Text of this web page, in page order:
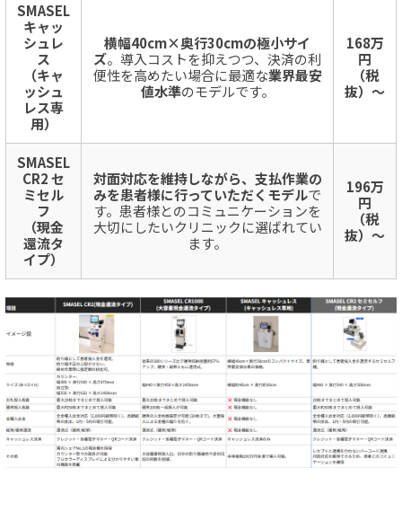
SMASEL
キャッ
シュレ
ス
（キャ
ッシュ
レス専
用）
横幅40cm×奥行30cmの極小サイ
ズ。導入コストを抑えつつ、決済の利
便性を高めたい場合に最適な業界最安
値水準のモデルです。
168万
円
（税
抜）〜
SMASEL
CR2 セ
ミセル
フ
（現金
還流タ
イプ）
対面対応を維持しながら、支払作業の
みを患者様に行っていただくモデルで
す。患者様とのコミュニケーションを
大切にしたいクリニックに選ばれてい
ます。
196万
円
（税
抜）〜